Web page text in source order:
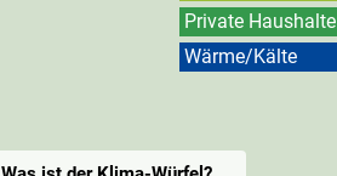
Private Haushalte
Wärme/Kälte